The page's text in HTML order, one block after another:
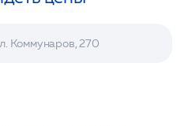
Коммунаров, 270